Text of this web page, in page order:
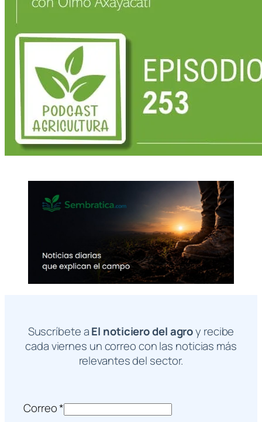
Suscríbete aEl noticiero del agroy recibe
cada viernes un correo con las noticias más
relevantes del sector.
Correo*